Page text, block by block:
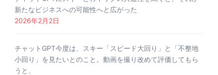
新たなビジネスへの可能性へと広がった
2026年2月2日
チャットGPT今度は、スキー「スピード大回り」と「不整地
小回り」を見たいとのこと。動画を撮り改めて評価してもら
うと、